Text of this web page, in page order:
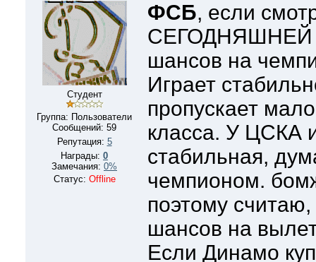
Студент
Группа: Пользователи
Сообщений: 59
Репутация: 5
Награды: 0
Замечания: 0%
Статус: Offline
ФСБ, если
СЕГОДНЯШНЕЙ
шансов на
Играет
пропускает
класса. У ЦСКА
стабильная,
чемпионом.
поэтому
шансов на
Если Динамо